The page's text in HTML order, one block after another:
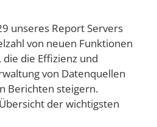
unseres Report Servers
von neuen Funktionen
die Effizienz und
von Datenquellen
Berichten steigern.
der wichtigsten